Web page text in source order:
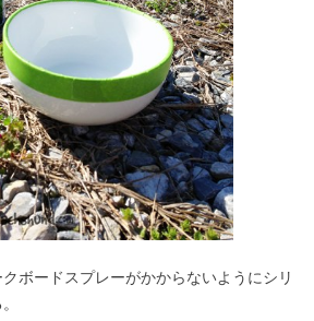
ボードスプレーがかからないようにシリ